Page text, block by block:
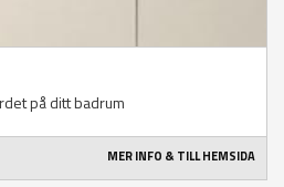
på ditt badrum
MER INFO & TILL HEMSIDA